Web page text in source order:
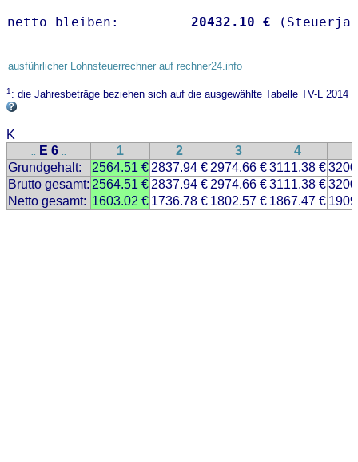
netto bleiben: 20432.10 €
ausführlicher Lohnsteuerrechner auf rechner24.info
1: die Jahresbeträge beziehen sich auf die ausgewählte Tabelle TV-L 2014
K
.. E 6 .. 1 2 3 4
Grundgehalt:
2564.51 € 2837.94 € 2974.66 €3111.38 €
Brutto gesamt: 2564.51 € 2837.94 € 2974.66 €3111.38 €
Netto gesamt: 1603.02 € 1736.78 € 1802.57 € 1867.47 €